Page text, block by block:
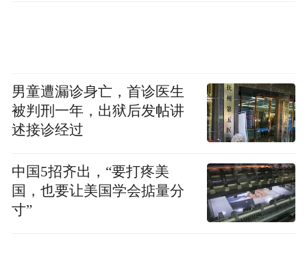
男童遭漏诊身亡，首诊医生
被判刑一年，出狱后发帖讲
述接诊经过
中国5招齐出，“要打疼美
国，也要让美国学会掂量分
寸”